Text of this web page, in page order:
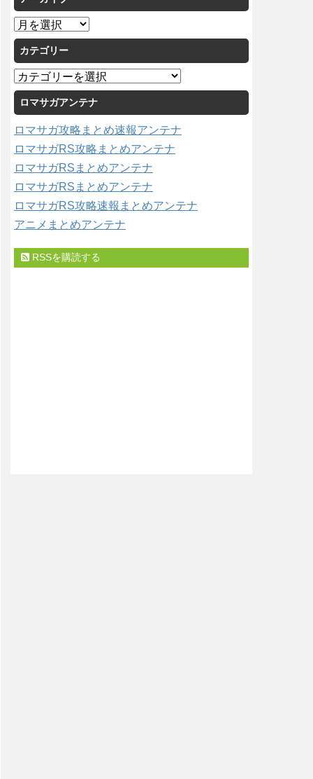
ア
ー
カ
イ
ブ
カテゴリー
カ
テ
ゴ
リ
ー
ロマサガアンテナ
ロマサガ攻略まとめ速報アンテナ
ロマサガRS攻略まとめアンテナ
ロマサガRSまとめアンテナ
ロマサガRSまとめアンテナ
ロマサガRS攻略速報まとめアンテナ
アニメまとめアンテナ
RSSを購読する